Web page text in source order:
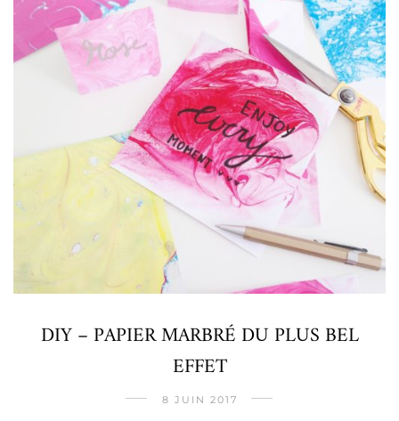
DIY – PAPIER MARBRÉ DU PLUS BEL
EFFET
8 JUIN 2017